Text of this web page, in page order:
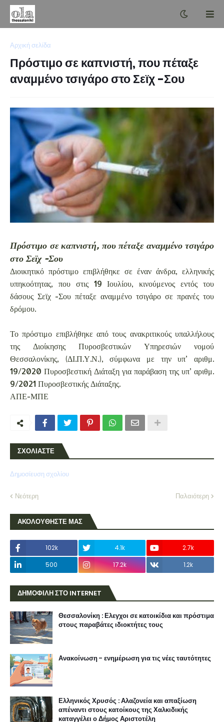
Αρχική σελίδα
Πρόστιμο σε καπνιστή, που πέταξε
αναμμένο τσιγάρο στο Σεϊχ -Σου
Πρόστιμο σε καπνιστή, που πέταξε αναμμένο τσιγάρο
στο Σεϊχ -Σου
Διοικητικό πρόστιμο επιβλήθηκε σε έναν άνδρα, ελληνικής
υπηκοότητας, που στις 19 Ιουλίου, κινούμενος εντός του
δάσους Σεϊχ -Σου πέταξε αναμμένο τσιγάρο σε πρανές του
δρόμου.
Το πρόστιμο επιβλήθηκε από τους ανακριτικούς υπαλλήλους
της Διοίκησης Πυροσβεστικών Υπηρεσιών νομού
Θεσσαλονίκης, (ΔΙ.Π.Υ.Ν.), σύμφωνα με την υπ’ αριθμ.
19/2020 Πυροσβεστική Διάταξη για παράβαση της υπ’ αριθμ.
9/2021 Πυροσβεστικής Διάταξης.
ΑΠΕ-ΜΠΕ
ΣΧΟΛΙΑΣΤΕ
Δημοσίευση σχολίου
Νεότερη Παλαιότερη
ΑΚΟΛΟΥΘΗΣΤΕ ΜΑΣ
102k 4.1k
2.7k
500
17.2k 1.2k
ΔΗΜΟΦΙΛΗ ΣΤΟ INTERNET
Θεσσαλονίκη : Ελεγχοι σε κατοικίδια και πρόστιμα
στους παραβάτες ιδιοκτήτες τους
Ανακοίνωση - ενημέρωση για τις νέες ταυτότητες
Ελληνικός Χρυσός : Αλαζονεία και απαξίωση
απέναντι στους κατοίκους της Χαλκιδικής
καταγγέλει ο Δήμος Αριστοτέλη